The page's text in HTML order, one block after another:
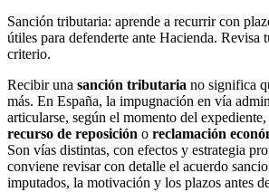
Sanción tributaria: aprende a recurrir con
útiles para defenderte ante Hacienda. Revisa
criterio.
Recibir una sanción tributaria no significa
más. En España, la impugnación en vía
articularse, según el momento del
recurso de reposición o reclamación
Son vías distintas, con efectos y estrategia
conviene revisar con detalle el acuerdo
imputados, la motivación y los plazos antes